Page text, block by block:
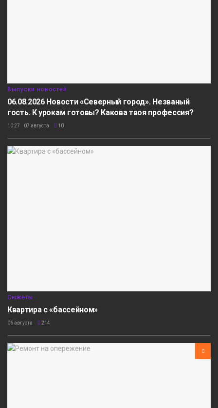
Выпуски новостей
06.08.2026 Новости «Северный город». Незваный
гость. К урокам готовы? Какова твоя профессия?
10:27 07 августа 10
Сюжеты
Квартира с «бассейном»
06 августа 214